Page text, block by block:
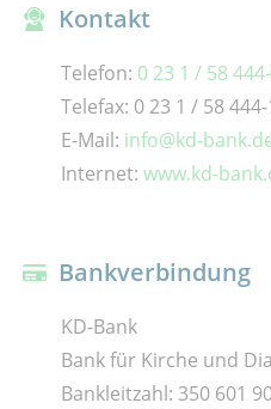
Kontakt
Telefon: 0 23 1 / 58
Telefax: 0 23 1 / 58 444-
E-Mail: info@kd-
Internet: www.kd-
Bankverbindung
KD-Bank
Bank für Kirche und
Bankleitzahl: 350 601